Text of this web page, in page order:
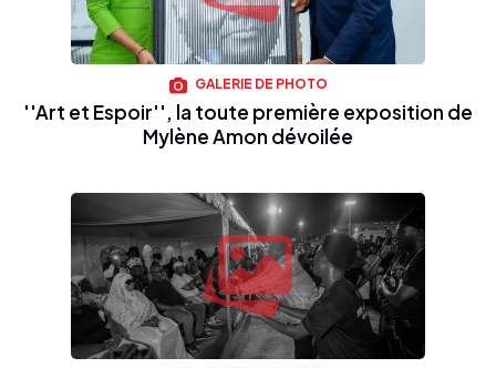
GALERIE DE PHOTO
''Art et Espoir'', la toute première exposition de
Mylène Amon dévoilée